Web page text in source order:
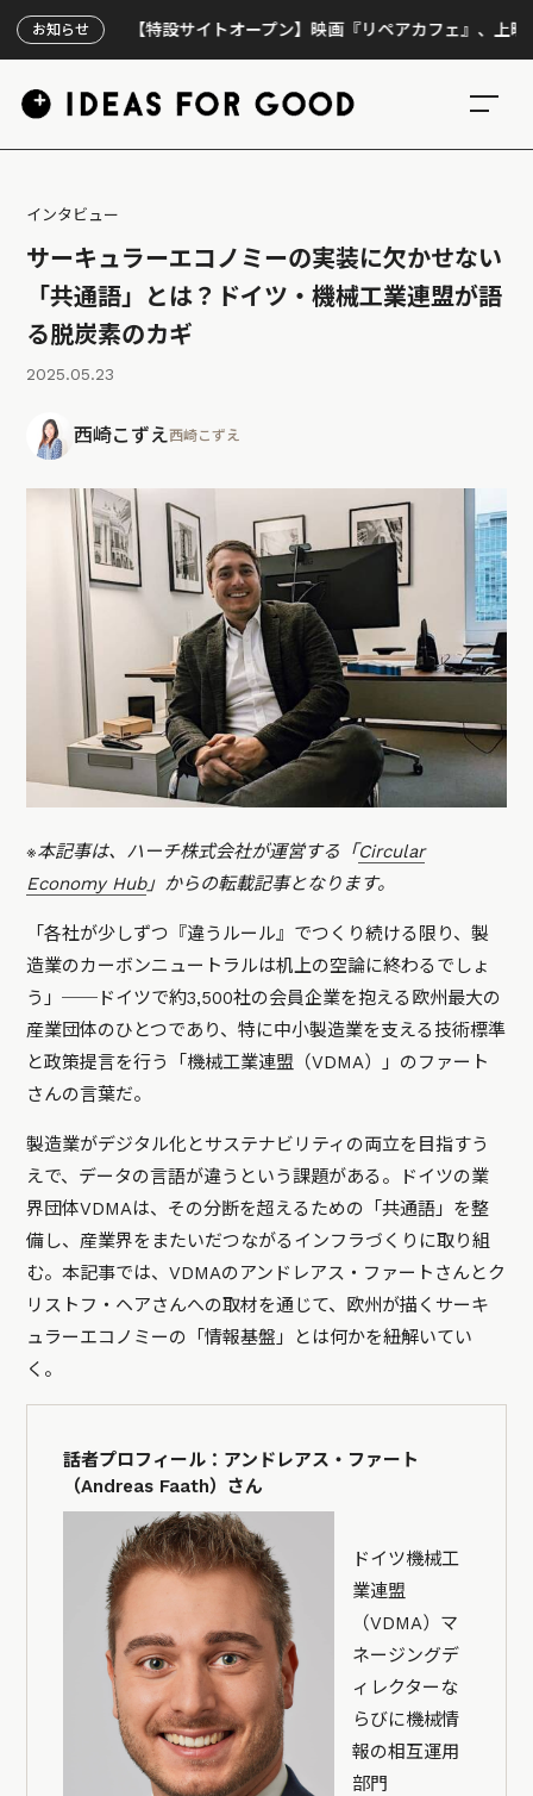
お知らせ
【特設サイトオープン】映画『リペアカフェ』、上映300回の先
インタビュー
サーキュラーエコノミーの実装に欠かせない
「共通語」とは？ドイツ・機械工業連盟が語
る脱炭素のカギ
2025.05.23
西崎こずえ西崎こずえ
※本記事は、ハーチ株式会社が運営する「Circular
Economy Hub」からの転載記事となります。
「各社が少しずつ『違うルール』でつくり続ける限り、製
造業のカーボンニュートラルは机上の空論に終わるでしょ
う」──ドイツで約3,500社の会員企業を抱える欧州最大の
産業団体のひとつであり、特に中小製造業を支える技術標準
と政策提言を行う「機械工業連盟（VDMA）」のファート
さんの言葉だ。
製造業がデジタル化とサステナビリティの両立を目指すう
えで、データの言語が違うという課題がある。ドイツの業
界団体VDMAは、その分断を超えるための「共通語」を整
備し、産業界をまたいだつながるインフラづくりに取り組
む。本記事では、VDMAのアンドレアス・ファートさんとク
リストフ・ヘアさんへの取材を通じて、欧州が描くサーキ
ュラーエコノミーの「情報基盤」とは何かを紐解いてい
く。
話者プロフィール：アンドレアス・ファート
（Andreas Faath）さん
ドイツ機械工
業連盟
（VDMA）マ
ネージングデ
ィレクターな
らびに機械情
報の相互運用
部門